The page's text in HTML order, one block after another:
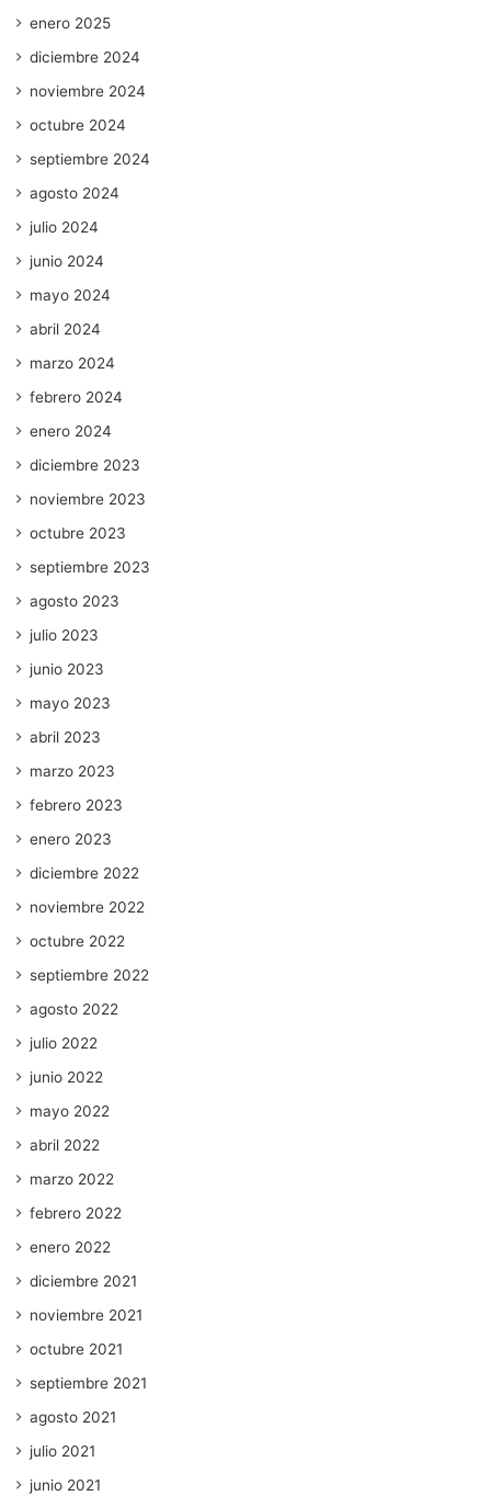
enero 2025
diciembre 2024
noviembre 2024
octubre 2024
septiembre 2024
agosto 2024
julio 2024
junio 2024
mayo 2024
abril 2024
marzo 2024
febrero 2024
enero 2024
diciembre 2023
noviembre 2023
octubre 2023
septiembre 2023
agosto 2023
julio 2023
junio 2023
mayo 2023
abril 2023
marzo 2023
febrero 2023
enero 2023
diciembre 2022
noviembre 2022
octubre 2022
septiembre 2022
agosto 2022
julio 2022
junio 2022
mayo 2022
abril 2022
marzo 2022
febrero 2022
enero 2022
diciembre 2021
noviembre 2021
octubre 2021
septiembre 2021
agosto 2021
julio 2021
junio 2021